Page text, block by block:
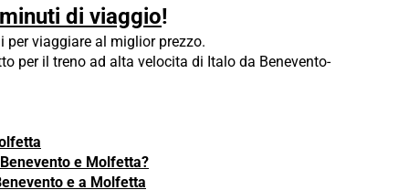
di viaggio!
viaggiare al miglior prezzo.
per il treno ad alta velocita di Italo da Benevento-
e Molfetta?
e a Molfetta